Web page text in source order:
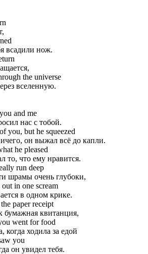
всадили нож.
the universe
вселенную.
and me
нас с тобой.
you, but he squeezed
он выжал всё до капли.
he pleased
то, что ему нравится.
run deep
шрамы очень глубоки,
in one scream
в одном крике.
paper receipt
бумажная квитанция,
went for food
ходила за едой
you
он увидел тебя.